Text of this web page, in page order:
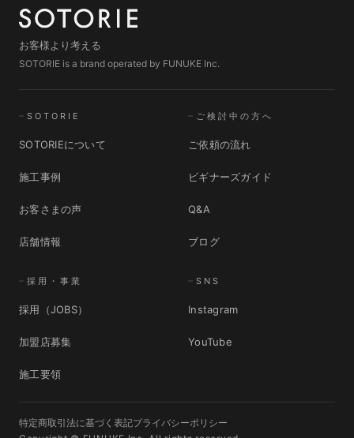
お客様より考える
SOTORIE is a brand operated by FUNUKE Inc.
SOTORIE
SOTORIEについて
施工事例
お客さまの声
店舗情報
ご検討中の方へ
ご依頼の流れ
ビギナーズガイド
Q&A
ブログ
採用・事業
採用（JOBS）
加盟店募集
施工要領
SNS
Instagram
YouTube
特定商取引法に基づく表記プライバシーポリシー